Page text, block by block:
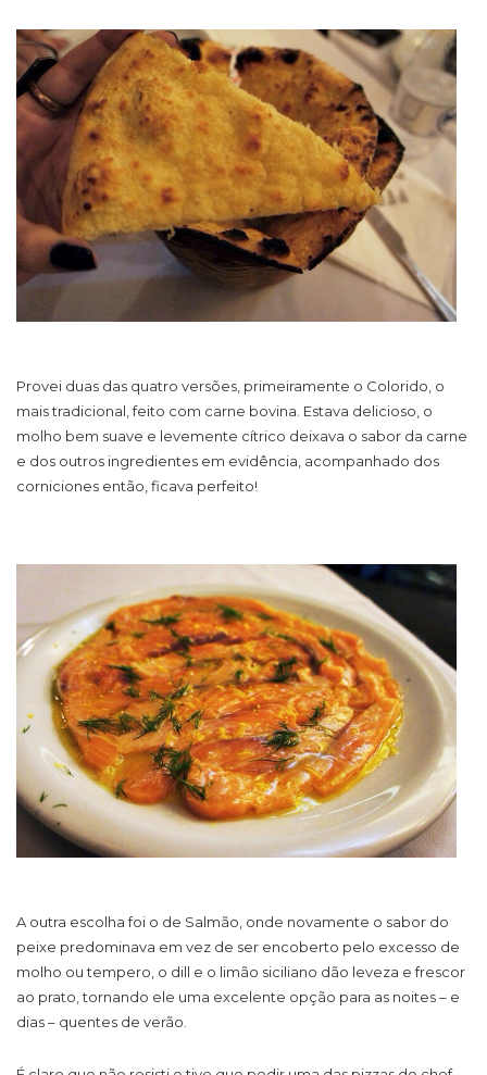
Provei duas das quatro versões, primeiramente o Colorido, o
mais tradicional, feito com carne bovina. Estava delicioso, o
molho bem suave e levemente cítrico deixava o sabor da carne
e dos outros ingredientes em evidência, acompanhado dos
corniciones então, ficava perfeito!
A outra escolha foi o de Salmão, onde novamente o sabor do
peixe predominava em vez de ser encoberto pelo excesso de
molho ou tempero, o dill e o limão siciliano dão leveza e frescor
ao prato, tornando ele uma excelente opção para as noites – e
dias – quentes de verão.